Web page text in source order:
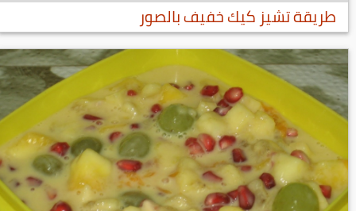
طريقة تشيز كيك خفيف بالصور